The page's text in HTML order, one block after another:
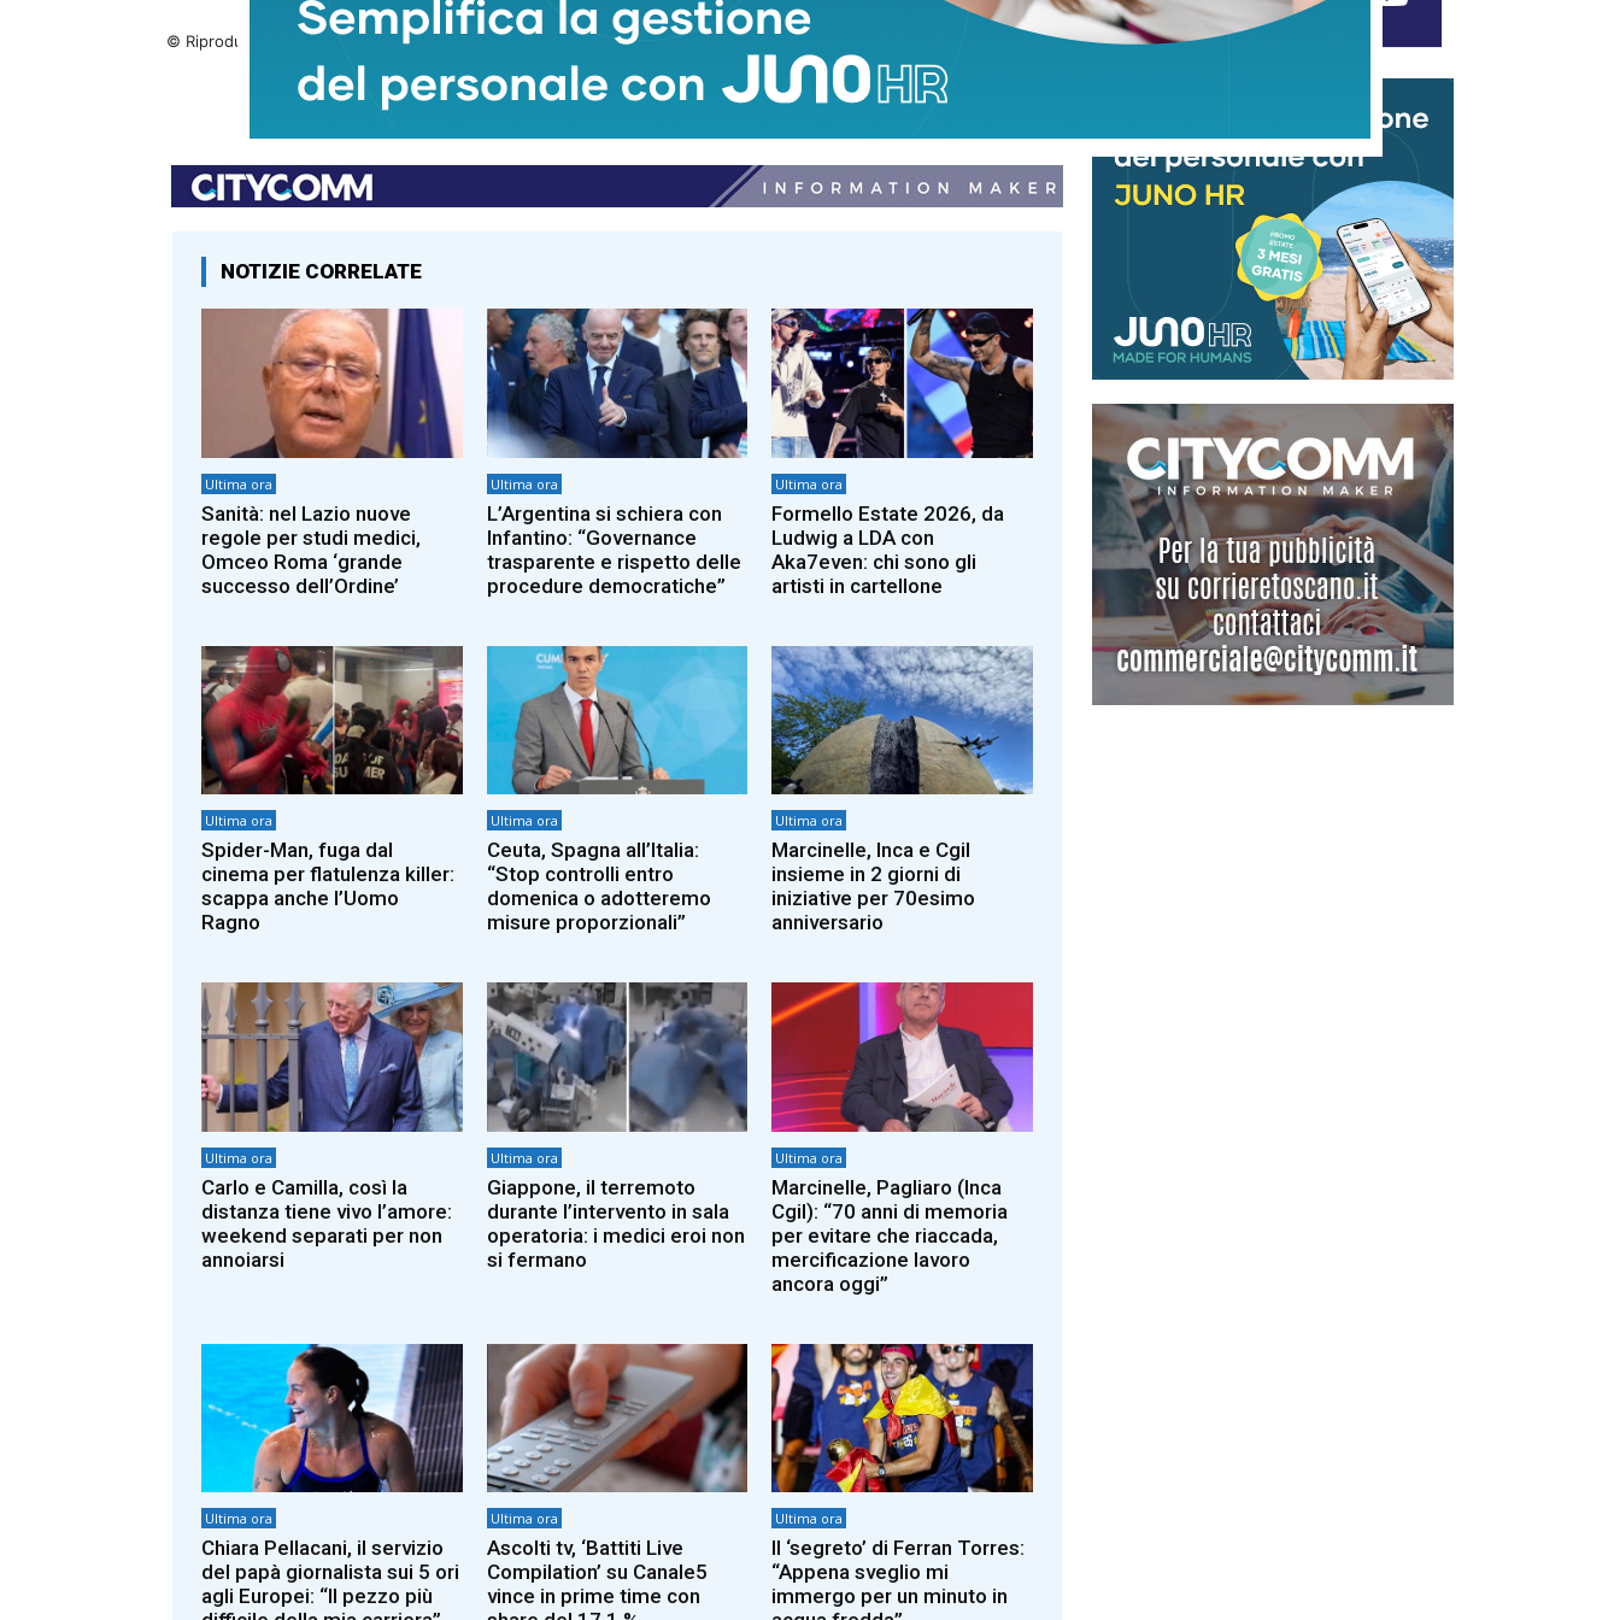
© Riproduzione riservata
NOTIZIE CORRELATE
Ultima ora
Sanità: nel Lazio nuove
regole per studi medici,
Omceo Roma ‘grande
successo dell’Ordine’
Ultima ora
L’Argentina si schiera con
Infantino: “Governance
trasparente e rispetto delle
procedure democratiche”
Ultima ora
Formello Estate 2026, da
Ludwig a LDA con
Aka7even: chi sono gli
artisti in cartellone
Ultima ora
Spider-Man, fuga dal
cinema per flatulenza killer:
scappa anche l’Uomo
Ragno
Ultima ora
Ceuta, Spagna all’Italia:
“Stop controlli entro
domenica o adotteremo
misure proporzionali”
Ultima ora
Marcinelle, Inca e Cgil
insieme in 2 giorni di
iniziative per 70esimo
anniversario
Ultima ora
Carlo e Camilla, così la
distanza tiene vivo l’amore:
weekend separati per non
annoiarsi
Ultima ora
Giappone, il terremoto
durante l’intervento in sala
operatoria: i medici eroi non
si fermano
Ultima ora
Marcinelle, Pagliaro (Inca
Cgil): “70 anni di memoria
per evitare che riaccada,
mercificazione lavoro
ancora oggi”
Ultima ora
Chiara Pellacani, il servizio
del papà giornalista sui 5 ori
agli Europei: “Il pezzo più
Ultima ora
Ascolti tv, ‘Battiti Live
Compilation’ su Canale5
vince in prime time con
Ultima ora
Il ‘segreto’ di Ferran Torres:
“Appena sveglio mi
immergo per un minuto in